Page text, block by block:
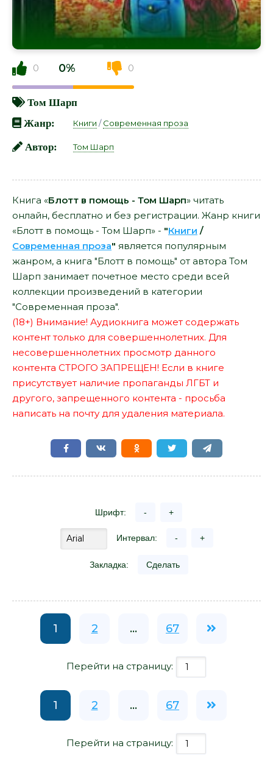
0 0% 0
Том Шарп
Жанр:
Книги /Современная проза
Автор: Том Шарп
Книга «Блотт в помощь - Том Шарп» читать
онлайн, бесплатно и без регистрации. Жанр книги
«Блотт в помощь - Том Шарп» - "Книги /
Современная проза" является популярным
жанром, а книга "Блотт в помощь" от автора Том
Шарп занимает почетное место среди всей
коллекции произведений в категории
"Современная проза".
(18+) Внимание! Аудиокнига может содержать
контент только для совершеннолетних. Для
несовершеннолетних просмотр данного
контента СТРОГО ЗАПРЕЩЕН! Если в книге
присутствует наличие пропаганды ЛГБТ и
другого, запрещенного контента - просьба
написать на почту для удаления материала.
Шрифт: - +
Интервал: - +
Закладка: Сделать
1 2 ... 67
Перейти на страницу:
1 2 ... 67
Перейти на страницу: